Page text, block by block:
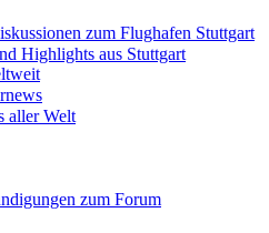
zum Flughafen Stuttgart
Highlights aus Stuttgart
aller Welt
zum Forum